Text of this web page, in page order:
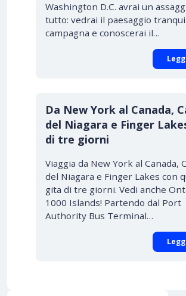
Washington D.C. avrai un
tutto: vedrai il paesaggio
campagna e conoscerai il…
Da New York al Canada,
del Niagara e Finger
di tre giorni
Viaggia da New York al Canada,
del Niagara e Finger Lakes con
gita di tre giorni. Vedi anche
1000 Islands! Partendo dal Port
Authority Bus Terminal…